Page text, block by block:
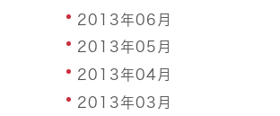
2013年06月
2013年05月
2013年04月
2013年03月